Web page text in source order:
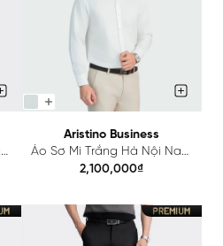
Aristino Business
Áo Sơ Mi Trắng Hà Nội Nam
Aristino Business 1LSH020Z
2,100,000₫